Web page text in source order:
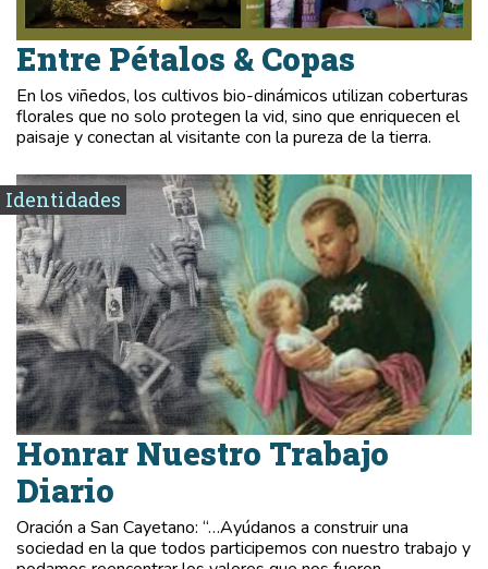
Entre Pétalos & Copas
En los viñedos, los cultivos bio-dinámicos utilizan coberturas
florales que no solo protegen la vid, sino que enriquecen el
paisaje y conectan al visitante con la pureza de la tierra.
Identidades
Honrar Nuestro Trabajo
Diario
Oración a San Cayetano: “…Ayúdanos a construir una
sociedad en la que todos participemos con nuestro trabajo y